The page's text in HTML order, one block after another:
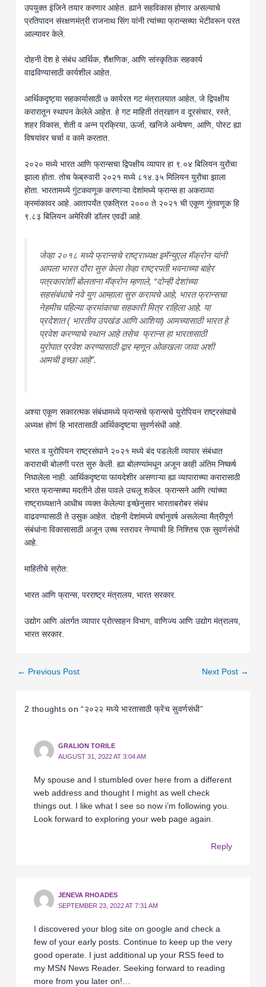
उपयुक्त इंजिने तयार करणार आहेत. ह्याने सहविकास होणार असल्याचे
प्रतिपादन संरक्षणमंत्री राजनाथ सिंग यांनी त्यांच्या फ्रान्सच्या भेटीवरून परत
आल्यावर केले.
दोहनी देश हे संबंध आर्थिक, शैक्षणिक, आणि सांस्कृतिक सहकार्य
वाढविण्यासाठी कार्यशील आहेत.
आर्थिकदृष्ट्या सहकार्यासाठी ७ कार्यरत गट मंत्रालयात आहेत, जे द्विपक्षीय
करारातून स्थापन केलेले आहेत. हे गट माहिती तंत्रज्ञान व दूरसंचार, रस्ते,
शहर विकास, शेती व अन्न प्रक्रिया, ऊर्जा, खनिजे अन्वेषण, आणि, पोस्ट ह्या
विषयांवर चर्चा व कामे करतात.
२०२० मध्ये भारत आणि फ्रान्सचा द्विपक्षीय व्यापार हा ९.०४ बिलियन युरोंचा
झाला होता. तोच फेब्रुवारी २०२१ मध्ये ८१४.३५ मिलियन युरोंचा झाला
होता. भारतामध्ये गुंटकवणूक करणाऱ्या देशांमध्ये फ्रान्स हा अकराव्या
क्रमांकावर आहे. आतापर्यंत एकत्रित २००० ते २०२१ ची एकूण गुंतवणूक हि
९.८३ बिलियन अमेरिकी डॉलर एवढी आहे.
जेव्हा २०१८ मध्ये फ्रान्सचे राष्ट्राध्यक्ष इमॅन्युएल मॅक्रोन यांनी
आपला भारत दौरा सुरु केला तेव्हा राष्ट्रपती भवनाच्या बाहेर
पत्रकारांशी बोलताना मॅक्रोन म्हणाले, “दोन्ही देशांच्या
सहसंबंधाचे नवे युग आम्हाला सुरु करायचे आहे, भारत फ्रान्सचा
नेहमीच पहिल्या क्रमांकाचा सहकारी मित्र राहिला आहे. या
प्रदेशात ( भारतीय उपखंड आणि आशिया) आमच्यासाठी भारत हे
प्रवेश करण्याचे स्थान आहे तसेच फ्रान्स हा भारतासाठी
युरोपात प्रवेश करण्यासाठी द्वार म्हणून ओळखला जावा अशी
आमची इच्छा आहे”.
अश्या एकूण सकारत्मक संबंधामध्ये फ्रान्सचे फ्रान्सचे युरोपियन राष्ट्रसंघाचे
अध्यक्ष होणं हि भारतासाठी आर्थिकदृष्टया सुवर्णसंधी आहे.
भारत व युरोपियन राष्ट्रसंघाने २०२१ मध्ये बंद पडलेली व्यापार संबंधात
कराराची बोलणी परत सुरु केली. ह्या बोलण्यांमधून अजून काही अंतिम निष्कर्ष
निघालेला नाही. आर्थिकदृष्टया फायदेशीर असणाऱ्या ह्या व्यापाराच्या करारासाठी
भारत फ्रान्सच्या मदतीने ठोस पावले उचलू शकेल. फ्रान्सने आणि त्यांच्या
राष्ट्राध्यक्षाने आधीच व्यक्त केलेल्या इच्छेनुसार भारताबरोबर संबंध
वाढवण्यासाठी ते उसुक आहेत. दोहनी देशांमध्ये वर्षानुवर्ष असलेल्या मैत्रीपूर्ण
संबंधांना विकासासाठी अजून उच्च स्तरावर नेण्याची हि निश्तिच एक सुवर्णसंधी
आहे.
माहितीचे स्रोत:
भारत आणि फ्रान्स, परराष्ट्र मंत्रालय, भारत सरकार.
उद्योग आणि अंतर्गत व्यापार प्रोत्साहन विभाग, वाणिज्य आणि उद्योग मंत्रालय,
भारत सरकार.
← Previous Post Next Post →
2 thoughts on “२०२२ मध्ये भारतासाठी फ्रेंच सुवर्णसंधी”
GRALION TORILE
AUGUST 31, 2022 AT 3:04 AM
My spouse and I stumbled over here from a different
web address and thought I might as well check
things out. I like what I see so now i’m following you.
Look forward to exploring your web page again.
Reply
JENEVA RHOADES
SEPTEMBER 23, 2022 AT 7:31 AM
I discovered your blog site on google and check a
few of your early posts. Continue to keep up the very
good operate. I just additional up your RSS feed to
my MSN News Reader. Seeking forward to reading
more from you later on!…